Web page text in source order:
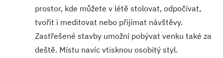
prostor, kde můžete v létě stolovat, odpočívat,
tvořit i meditovat nebo přijímat návštěvy.
Zastřešené stavby umožní pobývat venku také za
deště. Místu navíc vtisknou osobitý styl.